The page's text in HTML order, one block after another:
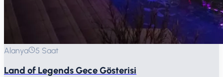
Alanya 5 Saat
Land of Legends Gece Gösterisi